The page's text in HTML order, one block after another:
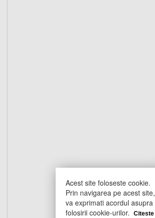
Acest site foloseste cookie.
Prin navigarea pe acest site,
va exprimati acordul asupra
folosirii cookie-urilor.
Citeste